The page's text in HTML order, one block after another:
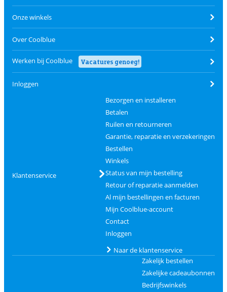
Onze winkels
Over Coolblue
Werken bij Coolblue Vacatures genoeg!
Inloggen
Klantenservice
Bezorgen en installeren
Betalen
Ruilen en retourneren
Garantie, reparatie en verzekeringen
Bestellen
Winkels
Status van mijn bestelling
Retour of reparatie aanmelden
Al mijn bestellingen en facturen
Mijn Coolblue-account
Contact
Inloggen
Naar de klantenservice
Zakelijk bestellen
Zakelijke cadeaubonnen
Bedrijfswinkels